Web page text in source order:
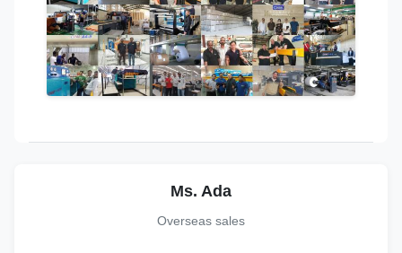
Ms. Ada
Overseas sales